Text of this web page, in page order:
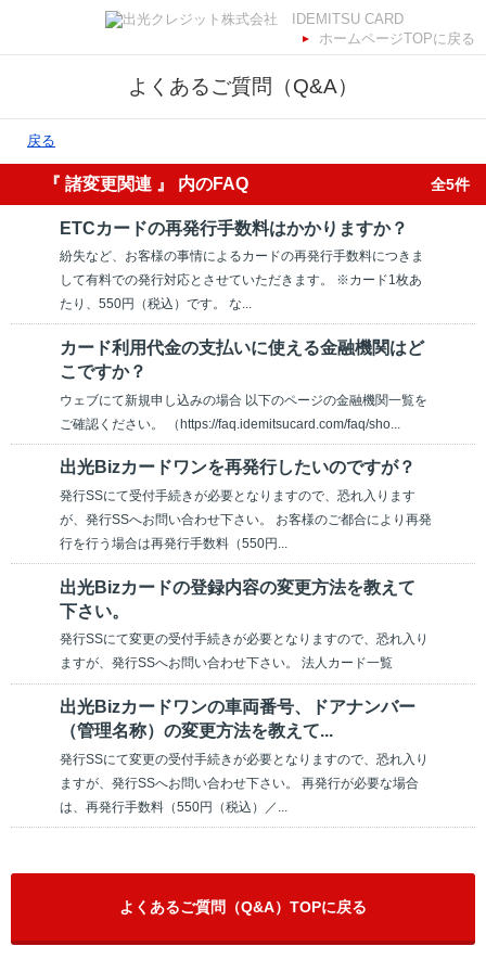
ホームページTOPに戻る
よくあるご質問（Q&A）
戻る
『 諸変更関連 』 内のFAQ 全5件
ETCカードの再発行手数料はかかりますか？
紛失など、お客様の事情によるカードの再発行手数料につきま
して有料での発行対応とさせていただきます。 ※カード1枚あ
たり、550円（税込）です。 な...
カード利用代金の支払いに使える金融機関はど
こですか？
ウェブにて新規申し込みの場合 以下のページの金融機関一覧を
ご確認ください。 （https://faq.idemitsucard.com/faq/sho...
出光Bizカードワンを再発行したいのですが？
発行SSにて受付手続きが必要となりますので、恐れ入ります
が、発行SSへお問い合わせ下さい。 お客様のご都合により再発
行を行う場合は再発行手数料（550円...
出光Bizカードの登録内容の変更方法を教えて
下さい。
発行SSにて変更の受付手続きが必要となりますので、恐れ入り
ますが、発行SSへお問い合わせ下さい。 法人カード一覧
出光Bizカードワンの車両番号、ドアナンバー
（管理名称）の変更方法を教えて...
発行SSにて変更の受付手続きが必要となりますので、恐れ入り
ますが、発行SSへお問い合わせ下さい。 再発行が必要な場合
は、再発行手数料（550円（税込）／...
よくあるご質問（Q&A）TOPに戻る